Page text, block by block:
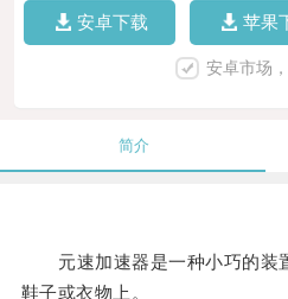
安卓下载 苹果
安卓市场
简介
元速加速器是一种小巧的装
鞋子或衣物上。